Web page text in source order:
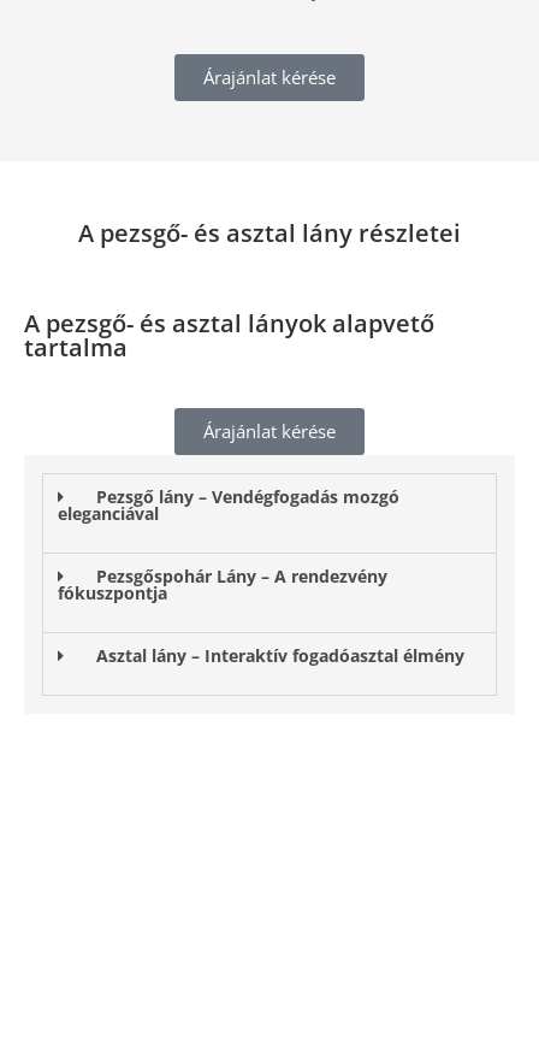
Árajánlat kérése
A pezsgő- és asztal lány​ részletei
A pezsgő- és asztal lány​ok alapvető
tartalma
Árajánlat kérése
Pezsgő lány – Vendégfogadás mozgó
eleganciával
Pezsgőspohár Lány – A rendezvény
fókuszpontja
Asztal lány – Interaktív fogadóasztal élmény